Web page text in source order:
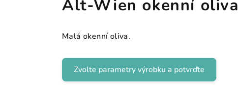
Alt-Wien okenní oliva
Malá okenní oliva.
Zvolte parametry výrobku a potvrďte